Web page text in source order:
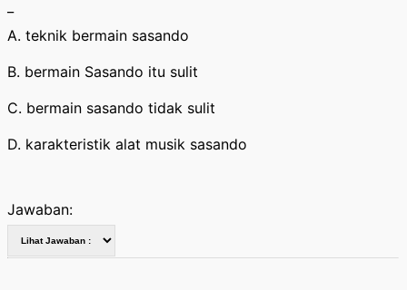
A. teknik bermain sasando
B. bermain Sasando itu sulit
C. bermain sasando tidak sulit
D. karakteristik alat musik sasando
Jawaban: